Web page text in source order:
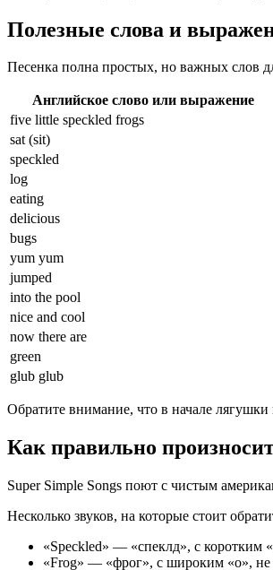
Полезные слова и
Песенка полна простых, но важных слов
Английское слово или выражение
five little speckled frogs
sat (sit)
speckled
log
eating
delicious
bugs
yum yum
jumped
into the pool
nice and cool
now there are
green
glub glub
Обратите внимание, что в начале лягушки
Как правильно
Super Simple Songs поют с чистым
Несколько звуков, на которые стоит
«Speckled» — «спеклд», с коротким
«Frog» — «фрог», с широким «о», не